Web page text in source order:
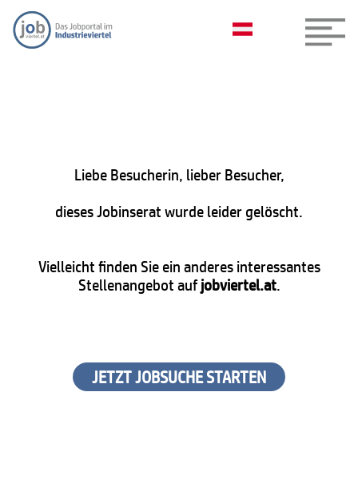
Liebe Besucherin, lieber Besucher,
dieses Jobinserat wurde leider gelöscht.
Vielleicht finden Sie ein anderes interessantes
Stellenangebot aufjobviertel.at.
JETZT JOBSUCHE STARTEN